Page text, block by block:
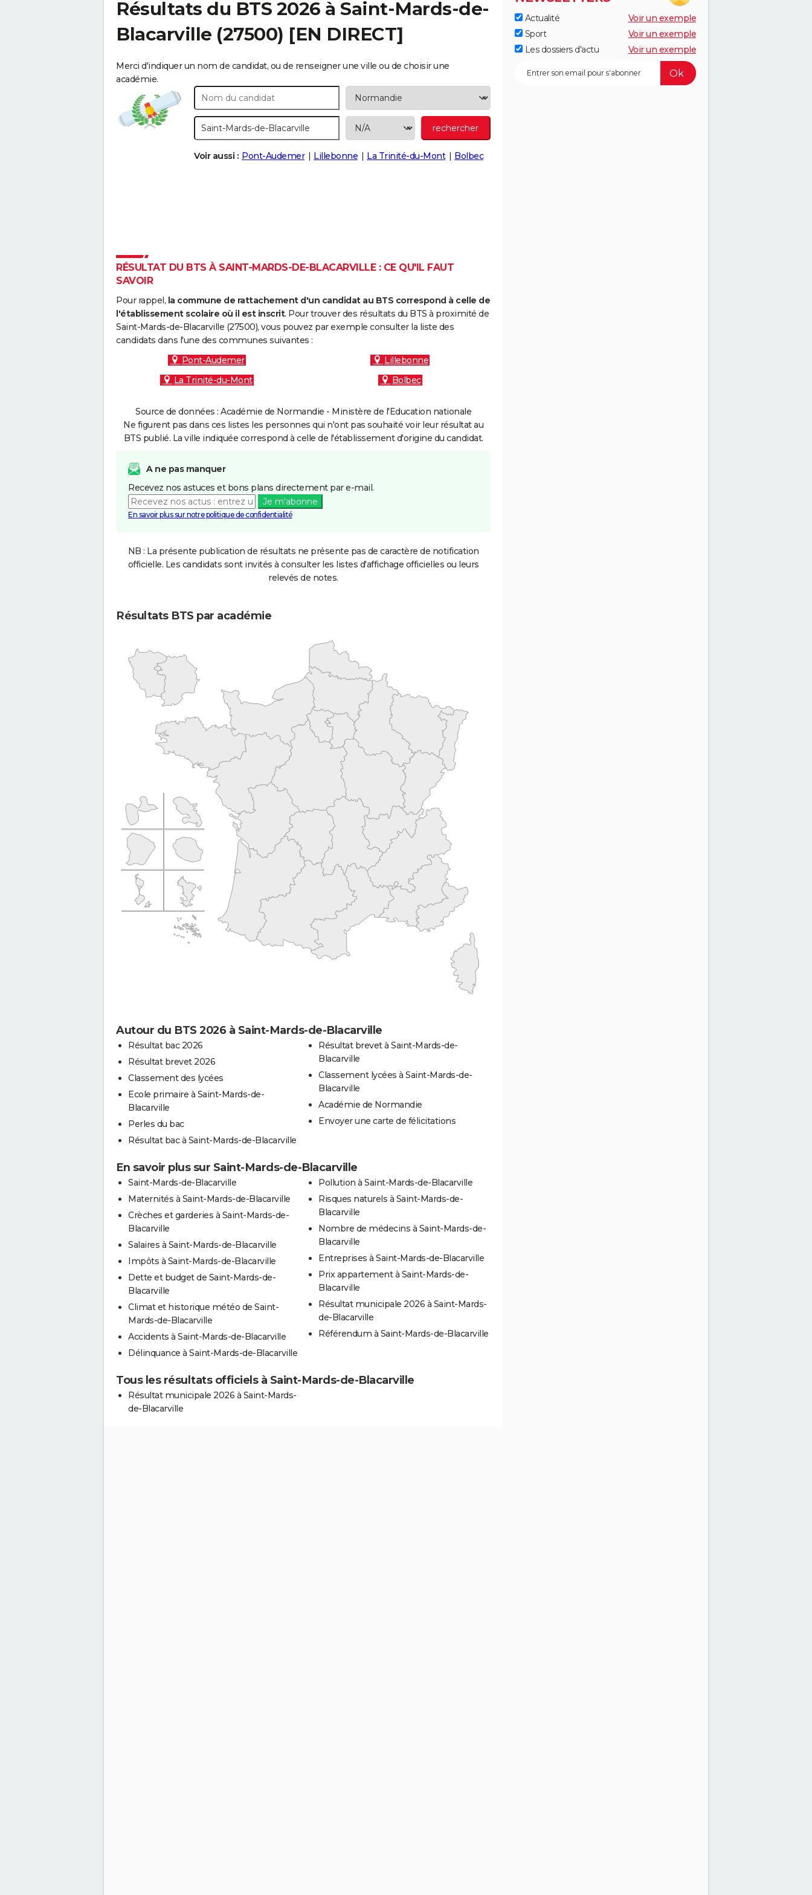
Résultats du BTS 2026 à Saint-Mards-de-
Blacarville (27500) [EN DIRECT]
Merci d'indiquer un nom de candidat, ou de renseigner une ville ou de choisir une
académie.
Voir aussi : Pont-Audemer Lillebonne La Trinité-du-Mont Bolbec
RÉSULTAT DU BTS À SAINT-MARDS-DE-BLACARVILLE : CE QU'IL FAUT
SAVOIR
Pour rappel, la commune de rattachement d'un candidat au BTS correspond à celle de
l'établissement scolaire où il est inscrit. Pour trouver des résultats du BTS à proximité de
Saint-Mards-de-Blacarville (27500), vous pouvez par exemple consulter la liste des
candidats dans l'une des communes suivantes :
Pont-Audemer
Lillebonne
La Trinité-du-Mont
Bolbec
Source de données : Académie de Normandie - Ministère de l'Education nationale
Ne figurent pas dans ces listes les personnes qui n'ont pas souhaité voir leur résultat au
BTS publié. La ville indiquée correspond à celle de l'établissement d'origine du candidat.
A ne pas manquer
Recevez nos astuces et bons plans directement par e-mail.
Je m'abonne
En savoir plus sur notre politique de confidentialité
NB : La présente publication de résultats ne présente pas de caractère de notification
officielle. Les candidats sont invités à consulter les listes d'affichage officielles ou leurs
relevés de notes.
Résultats BTS par académie
Autour du BTS 2026 à Saint-Mards-de-Blacarville
Résultat bac 2026
Résultat brevet 2026
Classement des lycées
Ecole primaire à Saint-Mards-de-
Blacarville
Perles du bac
Résultat bac à Saint-Mards-de-Blacarville
Résultat brevet à Saint-Mards-de-
Blacarville
Classement lycées à Saint-Mards-de-
Blacarville
Académie de Normandie
Envoyer une carte de félicitations
En savoir plus sur Saint-Mards-de-Blacarville
Saint-Mards-de-Blacarville
Maternités à Saint-Mards-de-Blacarville
Crèches et garderies à Saint-Mards-de-
Blacarville
Salaires à Saint-Mards-de-Blacarville
Impôts à Saint-Mards-de-Blacarville
Dette et budget de Saint-Mards-de-
Blacarville
Climat et historique météo de Saint-
Mards-de-Blacarville
Accidents à Saint-Mards-de-Blacarville
Délinquance à Saint-Mards-de-Blacarville
Pollution à Saint-Mards-de-Blacarville
Risques naturels à Saint-Mards-de-
Blacarville
Nombre de médecins à Saint-Mards-de-
Blacarville
Entreprises à Saint-Mards-de-Blacarville
Prix appartement à Saint-Mards-de-
Blacarville
Résultat municipale 2026 à Saint-Mards-
de-Blacarville
Référendum à Saint-Mards-de-Blacarville
Tous les résultats officiels à Saint-Mards-de-Blacarville
Résultat municipale 2026 à Saint-Mards-
de-Blacarville
Actualité
Voir un exemple
Sport
Voir un exemple
Les dossiers d'actu
Voir un exemple